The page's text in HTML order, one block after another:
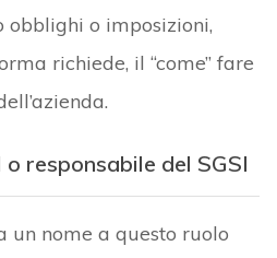
obblighi o imposizioni,
richiede, il “come” fare
responsabile del SGSI
un nome a questo ruolo